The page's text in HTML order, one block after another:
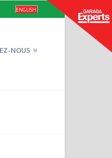
ENGLISH
NOUS